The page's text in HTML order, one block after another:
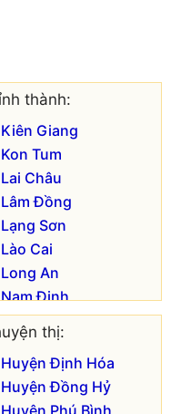
thành:
Kiên Giang
Kon Tum
Lai Châu
Lâm Đồng
Lạng Sơn
Lào Cai
Long An
Nam Định
Nghệ An
Ninh Bình
Ninh Thuận
Phú Thọ
thị:
Huyện Định Hóa
Huyện Đồng Hỷ
Huyện Phú Bình